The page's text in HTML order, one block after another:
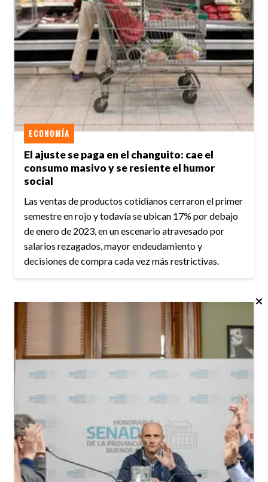
El ajuste se paga en el changuito: cae el
consumo masivo y se resiente el humor
social
ECONOMÍA
Las ventas de productos cotidianos cerraron el primer
semestre en rojo y todavía se ubican 17% por debajo
de enero de 2023, en un escenario atravesado por
salarios rezagados, mayor endeudamiento y
decisiones de compra cada vez más restrictivas.